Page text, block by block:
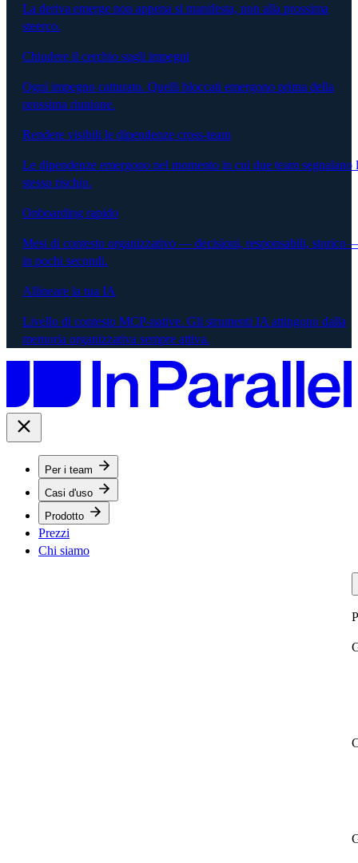
La deriva emerge non appena si manifesta, non alla prossima
steerco.
Chiudere il cerchio sugli impegni
Ogni impegno catturato. Quelli bloccati emergono prima della
prossima riunione.
Rendere visibili le dipendenze cross-team
Le dipendenze emergono nel momento in cui due team segnalano
stesso rischio.
Onboarding rapido
Mesi di contesto organizzativo — decisioni, responsabili, storico
in pochi secondi.
Allineare la tua IA
Livello di contesto MCP-native. Gli strumenti IA attingono dalla
memoria organizzativa sempre attiva.
Per i team
Casi d'uso
Prodotto
Prezzi
Chi siamo